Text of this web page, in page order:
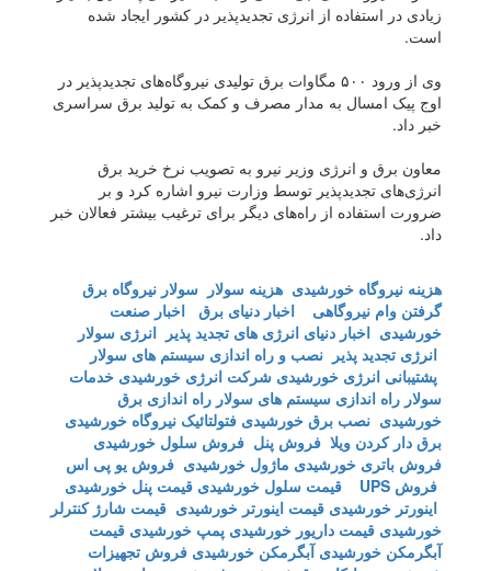
زیادی در استفاده از انرژی تجدیدپذیر در کشور ایجاد شده
است.
وی از ورود ۵۰۰ مگاوات برق تولیدی نیروگاه‌های تجدیدپذیر در
اوج پیک امسال به مدار مصرف و کمک به تولید برق سراسری
خبر داد.
معاون برق و انرژی وزیر نیرو به تصویب نرخ خرید برق
انرژی‌های تجدیدپذیر توسط وزارت نیرو اشاره کرد و بر
ضرورت استفاده از راه‌های دیگر برای ترغیب بیشتر فعالان خبر
داد.
هزینه نیروگاه خورشیدی هزینه سولار سولار نیروگاه برق
گرفتن وام نیروگاهی
اخبار دنیای برق اخبار صنعت
خورشیدی اخبار دنیای انرژی های تجدید پذیر انرژی سولار
انرژی تجدید پذیر نصب و راه اندازی سیستم های سولار
پشتیبانی انرژی خورشیدی شرکت انرژی خورشیدی خدمات
سولار راه اندازی سیستم های سولار راه اندازی برق
خورشیدی نصب برق خورشیدی فتولتائیک نیروگاه خورشیدی
برق دار کردن ویلا فروش پنل فروش سلول خورشیدی
فروش باتری خورشیدی ماژول خورشیدی فروش یو پی اس
فروش UPS
قیمت سلول خورشیدی قیمت پنل خورشیدی
اینورتر خورشیدی قیمت اینورتر خورشیدی قیمت شارژ کنترلر
خورشیدی قیمت داریور خورشیدی پمپ خورشیدی قیمت
آبگرمکن خورشیدی آبگرمکن خورشیدی فروش تجهیزات